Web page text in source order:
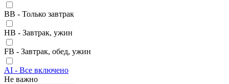
BB - Только завтрак
HB - Завтрак, ужин
FB - Завтрак, обед, ужин
AI - Все включено
Не важно